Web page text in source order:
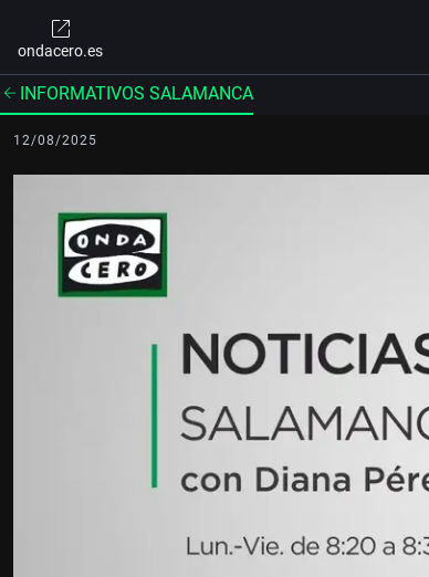
ondacero.es
INFORMATIVOS SALAMANCA
12/08/2025